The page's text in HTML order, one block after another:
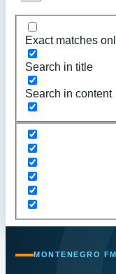
Exact matches
Search in title
Search in content
MONTENEGRO